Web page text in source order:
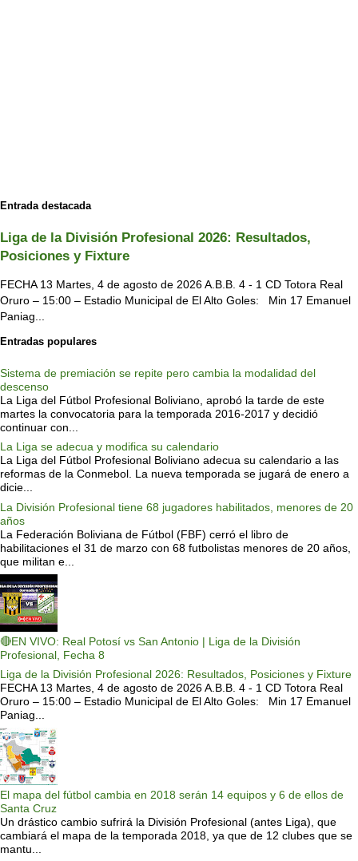
Entrada destacada
Liga de la División Profesional 2026: Resultados,
Posiciones y Fixture
FECHA 13 Martes, 4 de agosto de 2026 A.B.B. 4 - 1 CD Totora Real
Oruro – 15:00 – Estadio Municipal de El Alto Goles: Min 17 Emanuel
Paniag...
Entradas populares
Sistema de premiación se repite pero cambia la modalidad del
descenso
La Liga del Fútbol Profesional Boliviano, aprobó la tarde de este
martes la convocatoria para la temporada 2016-2017 y decidió
continuar con...
La Liga se adecua y modifica su calendario
La Liga del Fútbol Profesional Boliviano adecua su calendario a las
reformas de la Conmebol. La nueva temporada se jugará de enero a
dicie...
La División Profesional tiene 68 jugadores habilitados, menores de 20
años
La Federación Boliviana de Fútbol (FBF) cerró el libro de
habilitaciones el 31 de marzo con 68 futbolistas menores de 20 años,
que militan e...
🔴EN VIVO: Real Potosí vs San Antonio | Liga de la División
Profesional, Fecha 8
Liga de la División Profesional 2026: Resultados, Posiciones y Fixture
FECHA 13 Martes, 4 de agosto de 2026 A.B.B. 4 - 1 CD Totora Real
Oruro – 15:00 – Estadio Municipal de El Alto Goles: Min 17 Emanuel
Paniag...
El mapa del fútbol cambia en 2018 serán 14 equipos y 6 de ellos de
Santa Cruz
Un drástico cambio sufrirá la División Profesional (antes Liga), que
cambiará el mapa de la temporada 2018, ya que de 12 clubes que se
mantu...